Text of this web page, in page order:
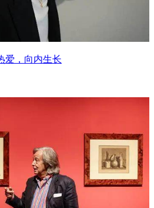
爱，向内生长